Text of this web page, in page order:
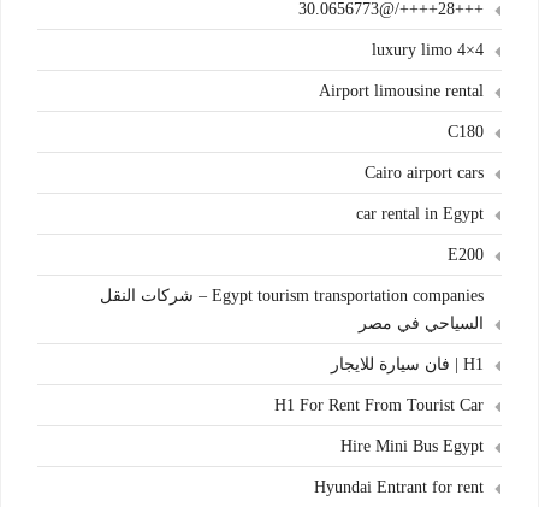
+++28++++/@30.0656773
4×4 luxury limo
Airport limousine rental
C180
Cairo airport cars
car rental in Egypt
E200
Egypt tourism transportation companies – شركات النقل
السياحي في مصر
H1 | فان سيارة للايجار
H1 For Rent From Tourist Car
Hire Mini Bus Egypt
Hyundai Entrant for rent